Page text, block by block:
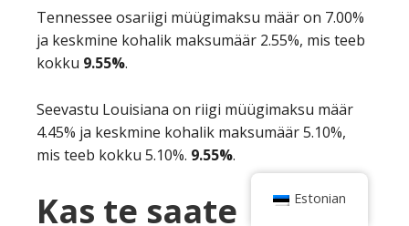
Tennessee osariigi müügimaksu määr on 7.00%
ja keskmine kohalik maksumäär 2.55%, mis teeb
kokku 9.55%.
Seevastu Louisiana on riigi müügimaksu määr
4.45% ja keskmine kohalik maksumäär 5.10%,
mis teeb kokku 5.10%. 9.55%.
Kas te saate Estonian